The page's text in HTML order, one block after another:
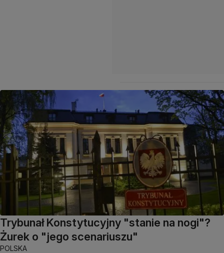
Trybunał Konstytucyjny "stanie na nogi"?
Żurek o "jego scenariuszu"
POLSKA